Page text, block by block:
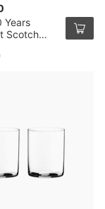
Years
Scotch